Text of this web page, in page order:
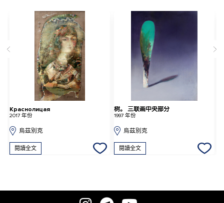
Краснолицая
2017 年份
烏茲別克
閱讀全文
树。 三联画中央部分
1997 年份
烏茲別克
閱讀全文